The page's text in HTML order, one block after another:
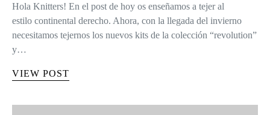
Hola Knitters! En el post de hoy os enseñamos a tejer al
estilo continental derecho. Ahora, con la llegada del invierno
necesitamos tejernos los nuevos kits de la colección “revolution”
y…
VIEW POST